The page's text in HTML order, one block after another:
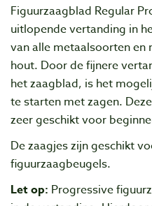
Figuurzaagblad Regular
uitlopende vertanding in
van alle metaalsoorten en
hout. Door de fijnere
het zaagblad, is het
te starten met zagen.
zeer geschikt voor
De zaagjes zijn geschikt
figuurzaagbeugels.
Let op: Progressive